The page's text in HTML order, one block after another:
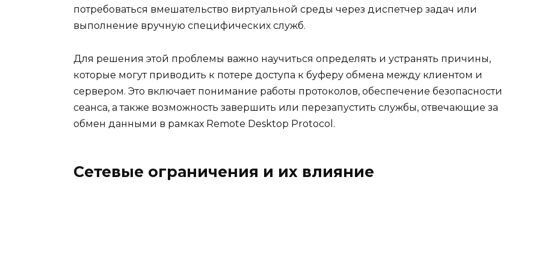
потребоваться вмешательство виртуальной среды через диспетчер задач или
выполнение вручную специфических служб.
Для решения этой проблемы важно научиться определять и устранять причины,
которые могут приводить к потере доступа к буферу обмена между клиентом и
сервером. Это включает понимание работы протоколов, обеспечение безопасности
сеанса, а также возможность завершить или перезапустить службы, отвечающие за
обмен данными в рамках Remote Desktop Protocol.
Сетевые ограничения и их влияние